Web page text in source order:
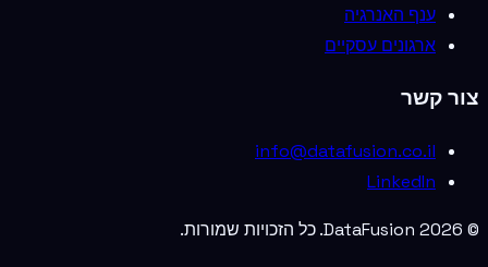
ענף האנרגיה
ארגונים עסקיים
צור קשר
info@datafusion.co.il
LinkedIn
©
2026